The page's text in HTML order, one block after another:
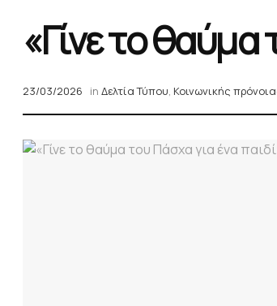
«Γίνε το θαύμα
23/03/2026 in Δελτία Τύπου, Κοινωνικής